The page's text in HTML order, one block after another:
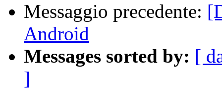
Messaggio precedente:
Android
Messages sorted by: [
]